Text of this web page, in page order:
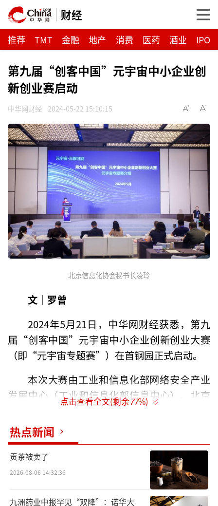
财经
推荐 TMT 金融 地产 消费 医药 酒业 IPO
第九届“创客中国”元宇宙中小企业创
新创业赛启动
中华网财经 2024-05-22 15:10:15
北京信息化协会秘书长凌玲
文｜罗曾
2024年5月21日，中华网财经获悉，第九
届“创客中国”元宇宙中小企业创新创业大赛
（即“元宇宙专题赛”）在首钢园正式启动。
本次大赛由工业和信息化部网络安全产业
发展中心（工业和信息化部信息中心）、北京
市经济和信息化局、石景山区人民政府、首钢
集团有限公司主办，北京信息化协会元宇宙创
新发展工作委员会、中关村石景山园管委会、
北京首钢建设投资有限公司承办。
据悉，大赛的举办，旨在营造创新创业氛
围，带动、发掘一批元宇宙领域技术基础、团
点击查看全文(剩余77%)
热点新闻
贡茶被卖了
2026-08-06 14:32:36
九洲药业中报罕见“双降”：诺华大